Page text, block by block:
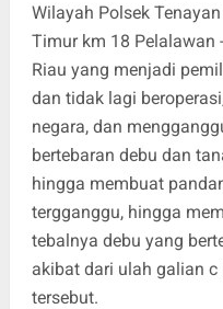
Wilayah Polsek
Timur km 18 Pelalawan
Riau yang menjadi
dan tidak lagi
negara, dan
bertebaran debu dan
hingga membuat
tergganggu, hingga
tebalnya debu yang
akibat dari ulah galian
tersebut.